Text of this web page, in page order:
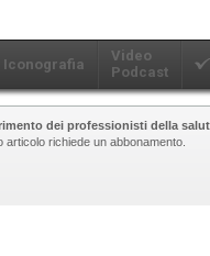
Iconografia
Video
Podcast
dei professionisti della
richiede un abbonamento.